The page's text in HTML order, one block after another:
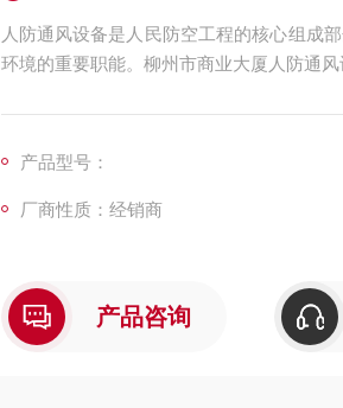
人防通风设备是人民防空工程的核心组成
环境的重要职能。柳州市商业大厦人防通
产品型号：
厂商性质：经销商
产品咨询